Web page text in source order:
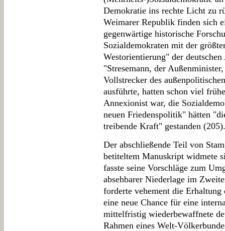
Demokratie ins rechte Licht zu
Weimarer Republik finden sich
gegenwärtige historische
Sozialdemokraten mit der
Westorientierung" der
"Stresemann, der
Vollstrecker des
ausführte, hatten schon viel
Annexionist war, die
neuen Friedenspolitik" hätten
treibende Kraft" gestanden
Der abschließende Teil von
betiteltem Manuskript widmete
fasste seine Vorschläge zum
absehbarer Niederlage im
forderte vehement die
eine neue Chance für eine
mittelfristig wiederbewaffnete
Rahmen eines Welt-